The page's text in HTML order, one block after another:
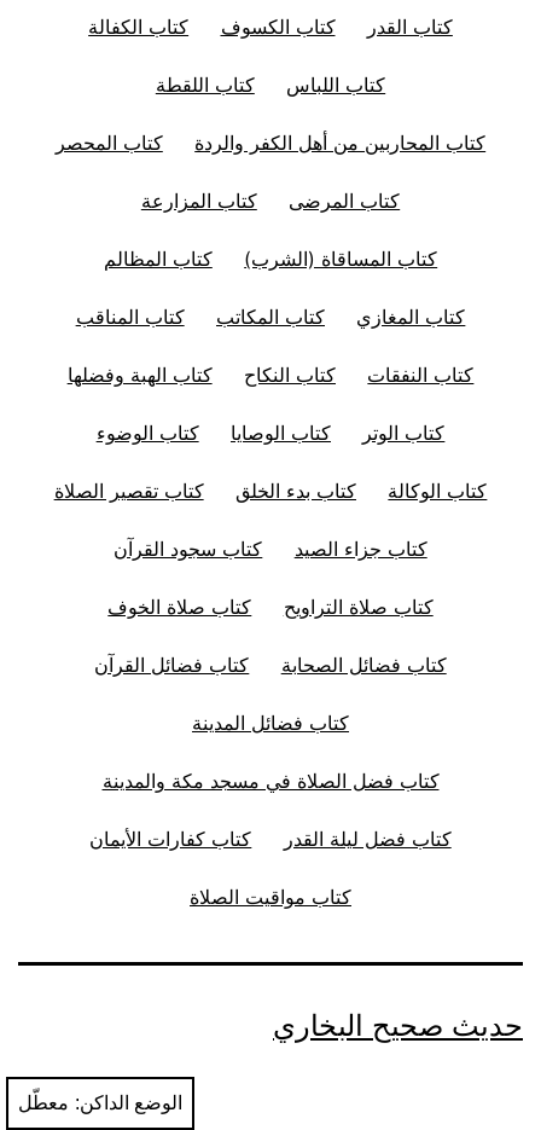
كتاب القدر كتاب الكسوف كتاب الكفالة
كتاب اللباس كتاب اللقطة
كتاب المحاربين من أهل الكفر والردة كتاب المحصر
كتاب المرضى كتاب المزارعة
كتاب المساقاة (الشرب) كتاب المظالم
كتاب المغازي كتاب المكاتب كتاب المناقب
كتاب النفقات كتاب النكاح كتاب الهبة وفضلها
كتاب الوتر كتاب الوصايا كتاب الوضوء
كتاب الوكالة كتاب بدء الخلق كتاب تقصير الصلاة
كتاب جزاء الصيد كتاب سجود القرآن
كتاب صلاة التراويح كتاب صلاة الخوف
كتاب فضائل الصحابة كتاب فضائل القرآن
كتاب فضائل المدينة
كتاب فضل الصلاة في مسجد مكة والمدينة
كتاب فضل ليلة القدر كتاب كفارات الأيمان
كتاب مواقيت الصلاة
حديث صحيح البخاري
الوضع الداكن: